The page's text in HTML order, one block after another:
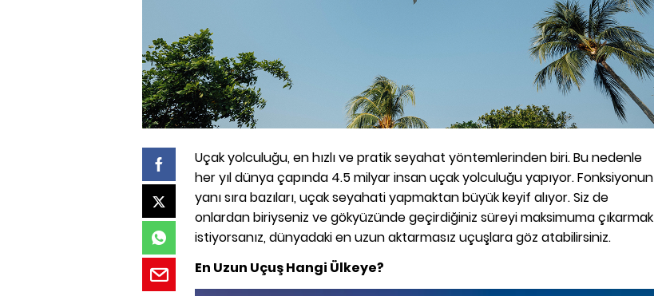
Uçak yolculuğu, en hızlı ve pratik seyahat yöntemlerinden biri. Bu nedenle
her yıl dünya çapında 4.5 milyar insan uçak yolculuğu yapıyor. Fonksiyonun
yanı sıra bazıları, uçak seyahati yapmaktan büyük keyif alıyor. Siz de
onlardan biriyseniz ve gökyüzünde geçirdiğiniz süreyi maksimuma çıkarmak
istiyorsanız, dünyadaki en uzun aktarmasız uçuşlara göz atabilirsiniz.
En Uzun Uçuş Hangi Ülkeye?